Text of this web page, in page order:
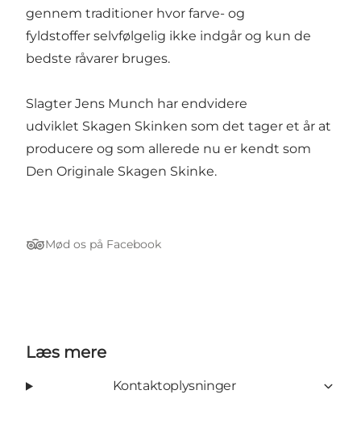
gennem traditioner hvor farve- og
fyldstoffer selvfølgelig ikke indgår og kun de
bedste råvarer bruges.
Slagter Jens Munch har endvidere
udviklet Skagen Skinken som det tager et år at
producere og som allerede nu er kendt som
Den Originale Skagen Skinke.
Tripadvisor
Mød os på Facebook
Læs mere
Kontaktoplysninger